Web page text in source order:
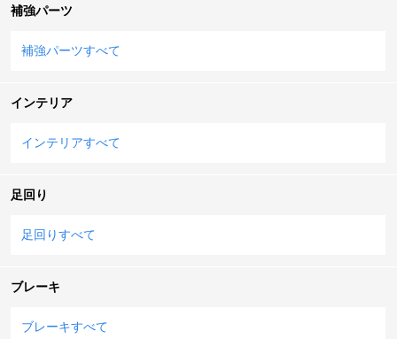
補強パーツ
補強パーツすべて
インテリア
インテリアすべて
足回り
足回りすべて
ブレーキ
ブレーキすべて